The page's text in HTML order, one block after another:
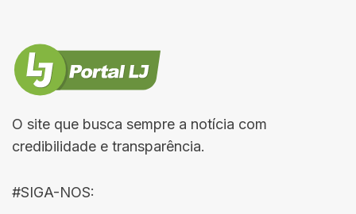
O site que busca sempre a notícia com
credibilidade e transparência.
#SIGA-NOS: